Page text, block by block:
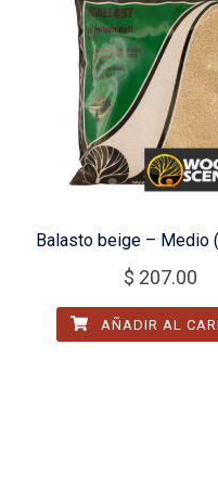
Balasto beige – Medio
$ 207.00
AÑADIR AL